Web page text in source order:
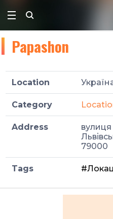
Papashon
Location
Category
Address
вулиця
79000
Tags